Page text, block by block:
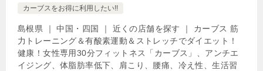
カーブスをお得に利用したい!!
島根県 ｜ 中国・四国 ｜ 近くの店舗を探す ｜ カーブス 筋
力トレーニング＆有酸素運動＆ストレッチでダイエット！
健康！女性専用30分フィットネス「カーブス」、アンチエ
イジング、体脂肪率低下、肩こり、腰痛、冷え性、生活習